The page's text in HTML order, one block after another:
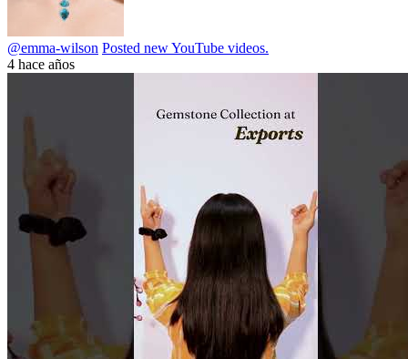
@emma-wilson Posted new YouTube videos.
4 hace años